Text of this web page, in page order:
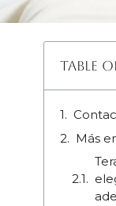
Table
Más